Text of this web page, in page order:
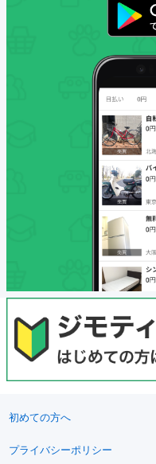
初めての方へ
プライバシーポリシー